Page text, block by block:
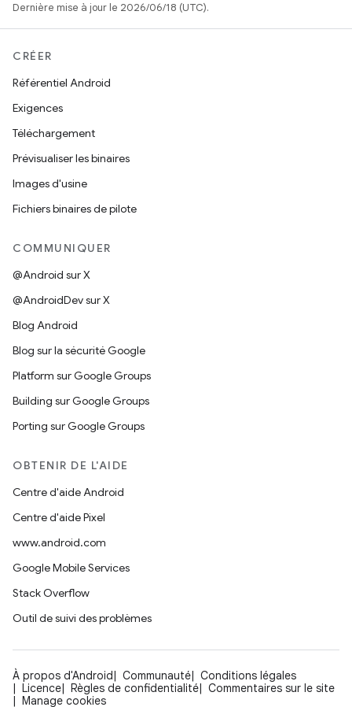
Dernière mise à jour le 2026/06/18 (UTC).
CRÉER
Référentiel Android
Exigences
Téléchargement
Prévisualiser les binaires
Images d'usine
Fichiers binaires de pilote
COMMUNIQUER
@Android sur X
@AndroidDev sur X
Blog Android
Blog sur la sécurité Google
Platform sur Google Groups
Building sur Google Groups
Porting sur Google Groups
OBTENIR DE L'AIDE
Centre d'aide Android
Centre d'aide Pixel
www.android.com
Google Mobile Services
Stack Overflow
Outil de suivi des problèmes
À propos d'Android Communauté
Conditions légales
Licence
Règles de confidentialité
Commentaires sur le site
Manage cookies